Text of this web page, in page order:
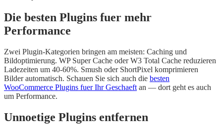
Die besten Plugins fuer mehr
Performance
Zwei Plugin-Kategorien bringen am meisten: Caching und
Bildoptimierung. WP Super Cache oder W3 Total Cache reduzieren
Ladezeiten um 40-60%. Smush oder ShortPixel komprimieren
Bilder automatisch. Schauen Sie sich auch die besten
WooCommerce Plugins fuer Ihr Geschaeft an — dort geht es auch
um Performance.
Unnoetige Plugins entfernen